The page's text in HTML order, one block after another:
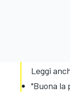
Leggi
"Buona la